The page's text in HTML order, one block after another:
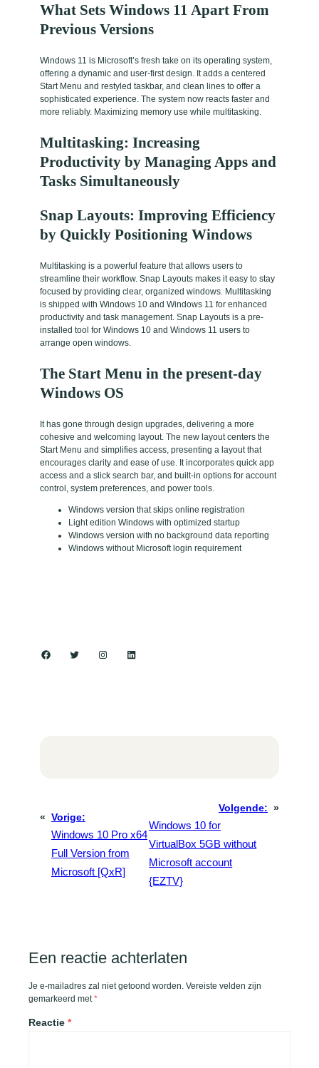
What Sets Windows 11 Apart From
Previous Versions
Windows 11 is Microsoft’s fresh take on its operating system,
offering a dynamic and user-first design. It adds a centered
Start Menu and restyled taskbar, and clean lines to offer a
sophisticated experience. The system now reacts faster and
more reliably. Maximizing memory use while multitasking.
Multitasking: Increasing
Productivity by Managing Apps and
Tasks Simultaneously
Snap Layouts: Improving Efficiency
by Quickly Positioning Windows
Multitasking is a powerful feature that allows users to
streamline their workflow. Snap Layouts makes it easy to stay
focused by providing clear, organized windows. Multitasking
is shipped with Windows 10 and Windows 11 for enhanced
productivity and task management. Snap Layouts is a pre-
installed tool for Windows 10 and Windows 11 users to
arrange open windows.
The Start Menu in the present-day
Windows OS
It has gone through design upgrades, delivering a more
cohesive and welcoming layout. The new layout centers the
Start Menu and simplifies access, presenting a layout that
encourages clarity and ease of use. It incorporates quick app
access and a slick search bar, and built-in options for account
control, system preferences, and power tools.
Windows version that skips online registration
Light edition Windows with optimized startup
Windows version with no background data reporting
Windows without Microsoft login requirement
Facebook
TwitterInstagram
LinkedIn
« Vorige:
Windows 10 Pro x64
Full Version from
Microsoft [QxR]
Volgende:
Windows 10 for
VirtualBox 5GB without
Microsoft account
{EZTV}
»
Een reactie achterlaten
Je e-mailadres zal niet getoond worden. Vereiste velden zijn
gemarkeerd met*
Reactie *